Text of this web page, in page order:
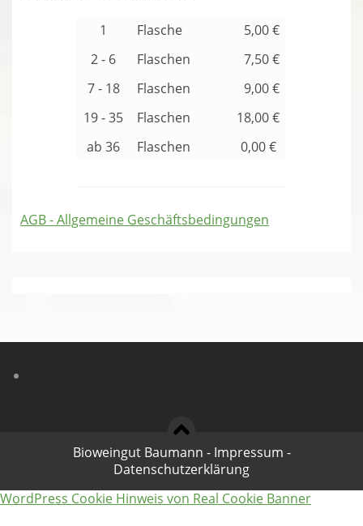
1 Flasche
5,00 €
2 - 6
Flaschen
7,50 €
7 - 18
Flaschen
9,00 €
19 - 35
Flaschen
18,00 €
ab 36
Flaschen 0,00 €
AGB - Allgemeine Geschäftsbedingungen
Bioweingut Baumann - Impressum -
Datenschutzerklärung
WordPress Cookie Hinweis von Real Cookie Banner